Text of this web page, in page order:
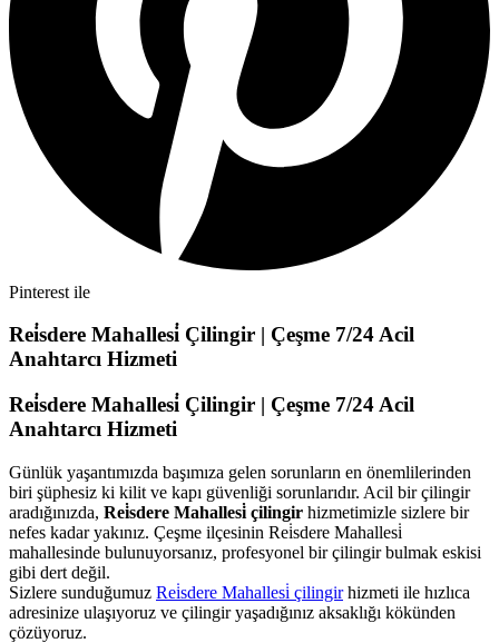
Pinterest ile
Rei̇sdere Mahallesi̇ Çilingir | Çeşme 7/24 Acil
Anahtarcı Hizmeti
Rei̇sdere Mahallesi̇ Çilingir | Çeşme 7/24 Acil
Anahtarcı Hizmeti
Günlük yaşantımızda başımıza gelen sorunların en önemlilerinden
biri şüphesiz ki kilit ve kapı güvenliği sorunlarıdır. Acil bir çilingir
aradığınızda, Rei̇sdere Mahallesi̇ çilingir hizmetimizle sizlere bir
nefes kadar yakınız. Çeşme ilçesinin Rei̇sdere Mahallesi̇
mahallesinde bulunuyorsanız, profesyonel bir çilingir bulmak eskisi
gibi dert değil.
Sizlere sunduğumuz Rei̇sdere Mahallesi̇ çilingirhizmeti ile hızlıca
adresinize ulaşıyoruz ve çilingir yaşadığınız aksaklığı kökünden
çözüyoruz.